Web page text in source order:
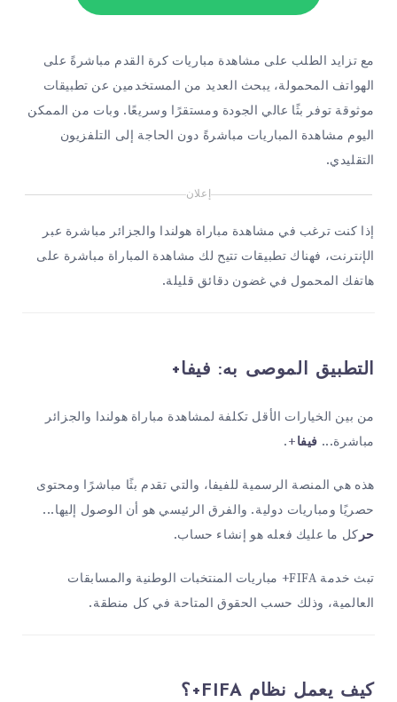
مع تزايد الطلب على مشاهدة مباريات كرة القدم مباشرةً على
الهواتف المحمولة، يبحث العديد من المستخدمين عن تطبيقات
موثوقة توفر بثًا عالي الجودة ومستقرًا وسريعًا. وبات من الممكن
اليوم مشاهدة المباريات مباشرةً دون الحاجة إلى التلفزيون
التقليدي.
إعلان
إذا كنت ترغب في مشاهدة مباراة هولندا والجزائر مباشرة عبر
الإنترنت، فهناك تطبيقات تتيح لك مشاهدة المباراة مباشرة على
هاتفك المحمول في غضون دقائق قليلة.
التطبيق الموصى به: فيفا+
من بين الخيارات الأقل تكلفة لمشاهدة مباراة هولندا والجزائر
مباشرة... فيفا+.
هذه هي المنصة الرسمية للفيفا، والتي تقدم بثًا مباشرًا ومحتوى
حصريًا ومباريات دولية. والفرق الرئيسي هو أن الوصول إليها...
حر كل ما عليك فعله هو إنشاء حساب.
تبث خدمة FIFA+ مباريات المنتخبات الوطنية والمسابقات
العالمية، وذلك حسب الحقوق المتاحة في كل منطقة.
كيف يعمل نظام FIFA+؟